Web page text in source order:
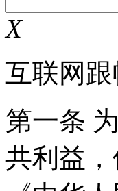
X
互联网
第一条
共利益